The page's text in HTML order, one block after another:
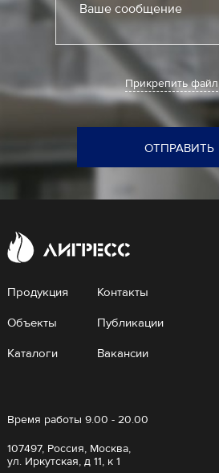
Ваше сообщение
Прикрепить файл
ОТПРАВИТЬ
Продукция
Объекты
Каталоги
Контакты
Публикации
Вакансии
Время работы 9.00 - 20.00
107497, Россия, Москва,
ул. Иркутская, д 11, к 1